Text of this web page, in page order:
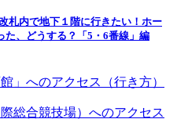
札内で地下１階に行きたい！ホー
た、どうする？「5・6番線」編
」へのアクセス（行き方）
総合競技場）へのアクセス